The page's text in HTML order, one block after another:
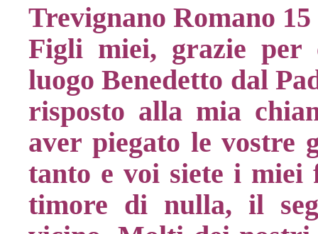
Trevignano Romano
Figli miei, grazie per
luogo Benedetto dal
risposto alla mia
aver piegato le vostre
tanto e voi siete i
timore di nulla, il